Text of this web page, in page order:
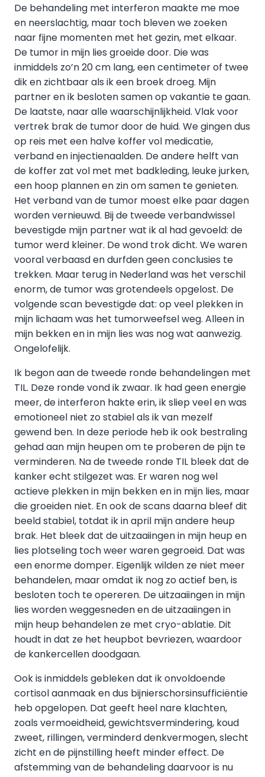
De behandeling met interferon maakte me moe
en neerslachtig, maar toch bleven we zoeken
naar fijne momenten met het gezin, met elkaar.
De tumor in mijn lies groeide door. Die was
inmiddels zo’n 20 cm lang, een centimeter of twee
dik en zichtbaar als ik een broek droeg. Mijn
partner en ik besloten samen op vakantie te gaan.
De laatste, naar alle waarschijnlijkheid. Vlak voor
vertrek brak de tumor door de huid. We gingen dus
op reis met een halve koffer vol medicatie,
verband en injectienaalden. De andere helft van
de koffer zat vol met met badkleding, leuke jurken,
een hoop plannen en zin om samen te genieten.
Het verband van de tumor moest elke paar dagen
worden vernieuwd. Bij de tweede verbandwissel
bevestigde mijn partner wat ik al had gevoeld: de
tumor werd kleiner. De wond trok dicht. We waren
vooral verbaasd en durfden geen conclusies te
trekken. Maar terug in Nederland was het verschil
enorm, de tumor was grotendeels opgelost. De
volgende scan bevestigde dat: op veel plekken in
mijn lichaam was het tumorweefsel weg. Alleen in
mijn bekken en in mijn lies was nog wat aanwezig.
Ongelofelijk.
Ik begon aan de tweede ronde behandelingen met
TIL. Deze ronde vond ik zwaar. Ik had geen energie
meer, de interferon hakte erin, ik sliep veel en was
emotioneel niet zo stabiel als ik van mezelf
gewend ben. In deze periode heb ik ook bestraling
gehad aan mijn heupen om te proberen de pijn te
verminderen. Na de tweede ronde TIL bleek dat de
kanker echt stilgezet was. Er waren nog wel
actieve plekken in mijn bekken en in mijn lies, maar
die groeiden niet. En ook de scans daarna bleef dit
beeld stabiel, totdat ik in april mijn andere heup
brak. Het bleek dat de uitzaaiingen in mijn heup en
lies plotseling toch weer waren gegroeid. Dat was
een enorme domper. Eigenlijk wilden ze niet meer
behandelen, maar omdat ik nog zo actief ben, is
besloten toch te opereren. De uitzaaiingen in mijn
lies worden weggesneden en de uitzaaiingen in
mijn heup behandelen ze met cryo-ablatie. Dit
houdt in dat ze het heupbot bevriezen, waardoor
de kankercellen doodgaan.
Ook is inmiddels gebleken dat ik onvoldoende
cortisol aanmaak en dus bijnierschorsinsufficiëntie
heb opgelopen. Dat geeft heel nare klachten,
zoals vermoeidheid, gewichtsvermindering, koud
zweet, rillingen, verminderd denkvermogen, slecht
zicht en de pijnstilling heeft minder effect. De
afstemming van de behandeling daarvoor is nu